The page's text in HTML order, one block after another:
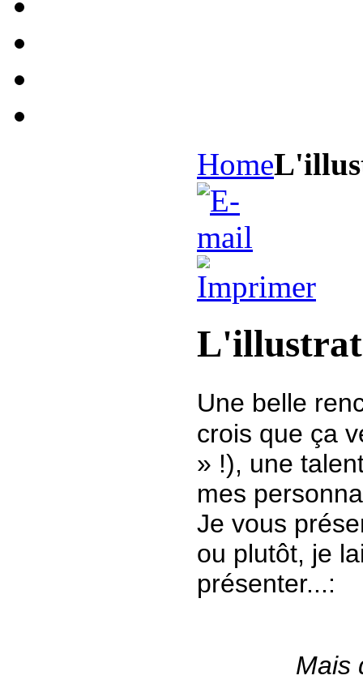
Home
Une belle
crois que ça
» !), une
mes
Je vous
ou plutôt, je
présenter...:
Mais